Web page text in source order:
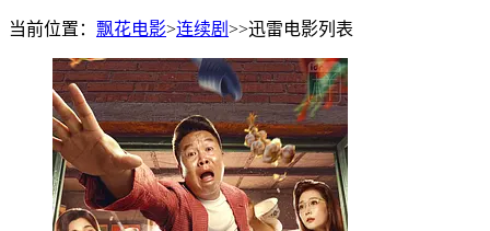
当前位置： 飘花电影>连续剧 >>迅雷电影列表